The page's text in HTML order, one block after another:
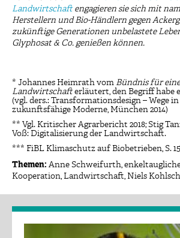
Landwirtschaftengagieren sie sich mit
Herstellern und Bio-Händlern gegen
zukünftige Generationen unbelastete
Glyphosat & Co. genießen können.
* Johannes Heimrath vom Bündnis für
Landwirtschafterläutert, den Begriff habe
(vgl. ders.: Transformationsdesign – Wege
zukunftsfähige Moderne, München 2014)
** Vgl. Kritischer Agrarbericht 2018; Stig
Voß: Digitalisierung der Landwirtschaft.
*** FiBL Klimaschutz auf Biobetrieben, S.
Themen: Anne Schweifurth
Kooperation Landwirtschaft Niels